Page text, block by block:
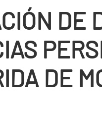
DE
DE